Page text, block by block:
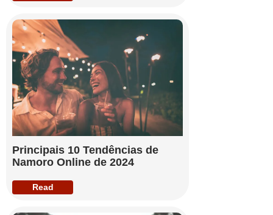
Principais 10 Tendências de
Namoro Online de 2024
Read